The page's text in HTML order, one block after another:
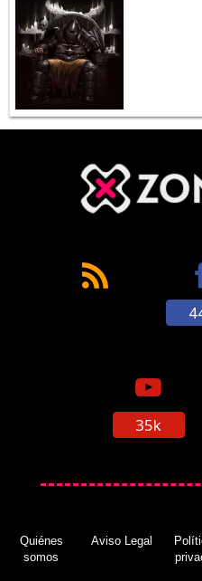
35k
Quiénes
somos
Aviso Legal